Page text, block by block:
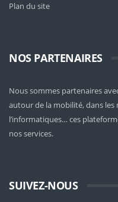
Plan du site
NOS PARTENAIRES
Nous sommes partenaires
autour de la mobilité, dans
l’informatiques… ces
nos services.
SUIVEZ-NOUS